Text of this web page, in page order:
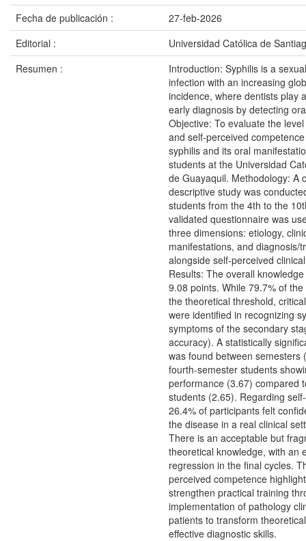
Fecha de publicación :
27-feb-2026
Editorial :
Universidad Católica de
Resumen :
Introduction: Syphilis is a
infection with an increasing
incidence, where dentists play
early diagnosis by detecting
Objective: To evaluate the
and self-perceived
syphilis and its oral
students at the Universidad
de Guayaquil. Methodology: A
descriptive study was
students from the 4th to the
validated questionnaire was
three dimensions: etiology,
manifestations, and diagnosis/
alongside self-perceived
Results: The overall
9.08 points. While 79.7% of
the theoretical threshold,
were identified in recognizing
symptoms of the secondary
accuracy). A statistically
was found between semesters
fourth-semester students
performance (3.67) compared
students (2.65). Regarding
26.4% of participants felt
the disease in a real clinical
There is an acceptable but
theoretical knowledge, with an
regression in the final cycles.
perceived competence
strengthen practical training
implementation of pathology
patients to transform
effective diagnostic skills.